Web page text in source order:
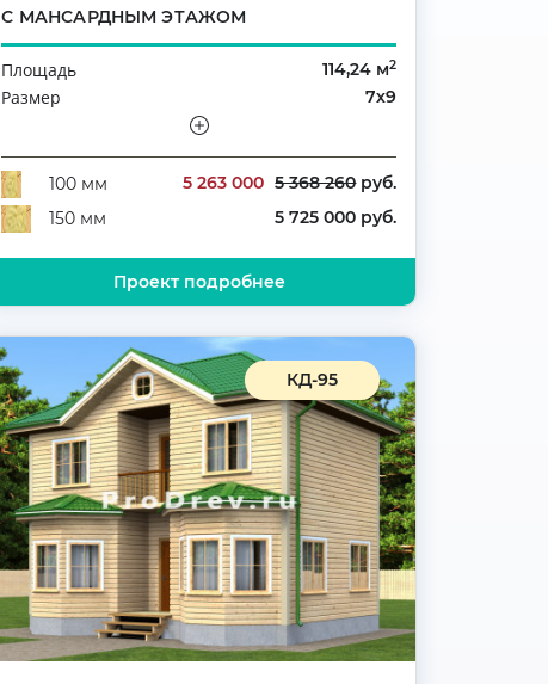
С МАНСАРДНЫМ ЭТАЖОМ
Площадь 114,24 м2
Размер 7х9
Количество комнат
4
100 мм
5 263 000 5 368 260руб.
150 мм
5 725 000 руб.
Проект подробнее
КД-95